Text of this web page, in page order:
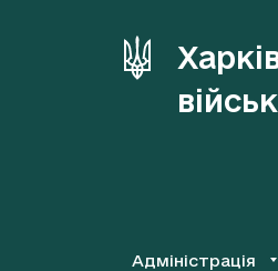
Адміністрація